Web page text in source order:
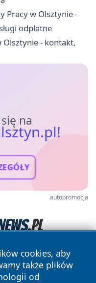
Pracy w Olsztynie -
odpłatne
- kontakt,
na
autopromocja
cookies, aby
także plików
od